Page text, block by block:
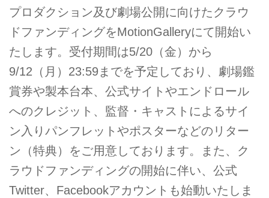
プロダクション及び劇場公開に向けたクラウ
ドファンディングをMotionGalleryにて開始い
たします。受付期間は5/20（金）から
9/12（月）23:59までを予定しており、劇場鑑
賞券や製本台本、公式サイトやエンドロール
へのクレジット、監督・キャストによるサイ
ン入りパンフレットやポスターなどのリター
ン（特典）をご用意しております。また、ク
ラウドファンディングの開始に伴い、公式
Twitter、Facebookアカウントも始動いたしま